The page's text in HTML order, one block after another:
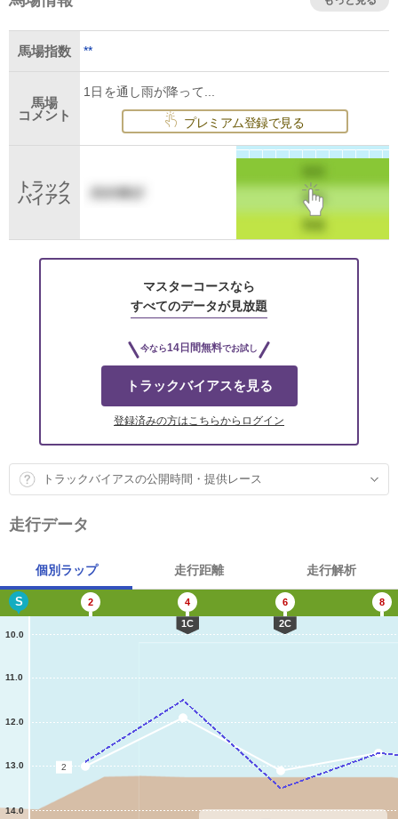
馬場指数 **
馬場
コメント
1日を通し雨が降って...
プレミアム登録で見る
トラック
バイアス
マスターコースなら
すべてのデータが見放題
今なら14日間無料でお試し
トラックバイアスを見る
登録済みの方はこちらからログイン
トラックバイアスの公開時間・提供レース
走行データ
個別ラップ 走行距離 走行解析
10.0
11.0
12.0
13.0
14.0
S 2 4
1C
6
2C
8
2